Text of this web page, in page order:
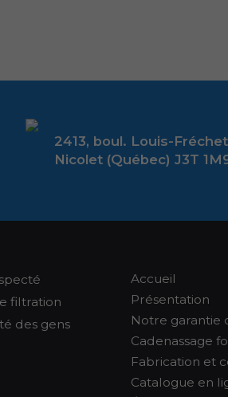
2413, boul. Louis-
Nicolet (Québec) J3T
filtration
des gens
Accueil
Présentation
Notre garantie
Cadenassage
Fabrication et
Catalogue en